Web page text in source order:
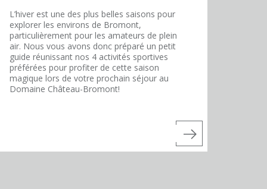
L’hiver est une des plus belles saisons pour
explorer les environs de Bromont,
particulièrement pour les amateurs de plein
air. Nous vous avons donc préparé un petit
guide réunissant nos 4 activités sportives
préférées pour profiter de cette saison
magique lors de votre prochain séjour au
Domaine Château-Bromont!